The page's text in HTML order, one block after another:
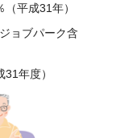
平成31年）
ョブパーク含
年度）